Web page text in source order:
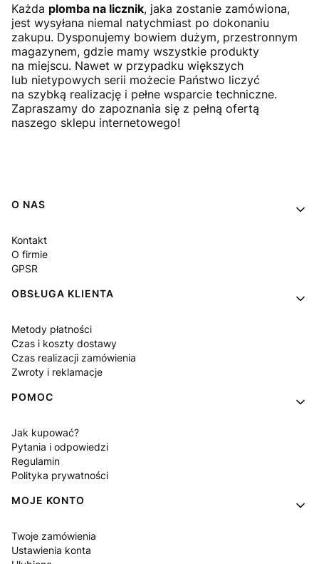
Każda plomba na licznik, jaka zostanie zamówiona,
jest wysyłana niemal natychmiast po dokonaniu
zakupu. Dysponujemy bowiem dużym, przestronnym
magazynem, gdzie mamy wszystkie produkty
na miejscu. Nawet w przypadku większych
lub nietypowych serii możecie Państwo liczyć
na szybką realizację i pełne wsparcie techniczne.
Zapraszamy do zapoznania się z pełną ofertą
naszego sklepu internetowego!
Linki w stopce
O NAS
Kontakt
O firmie
GPSR
OBSŁUGA KLIENTA
Metody płatności
Czas i koszty dostawy
Czas realizacji zamówienia
Zwroty i reklamacje
POMOC
Jak kupować?
Pytania i odpowiedzi
Regulamin
Polityka prywatności
MOJE KONTO
Twoje zamówienia
Ustawienia konta